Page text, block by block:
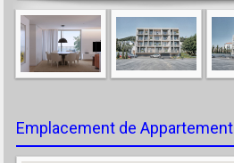
Emplacement de Appartement